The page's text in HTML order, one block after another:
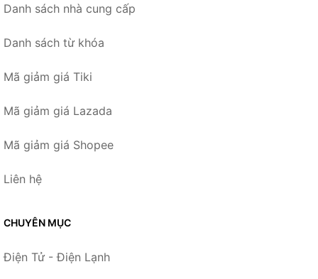
Danh sách nhà cung cấp
Danh sách từ khóa
Mã giảm giá Tiki
Mã giảm giá Lazada
Mã giảm giá Shopee
Liên hệ
CHUYÊN MỤC
Điện Tử - Điện Lạnh